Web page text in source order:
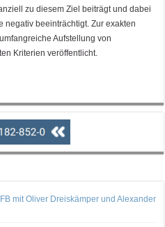
zu diesem Ziel beiträgt und dabei
beeinträchtigt. Zur exakten
Aufstellung von
Kriterien veröffentlicht.
mit Oliver Dreiskämper und Alexander